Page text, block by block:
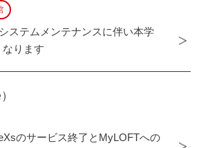
ステムメンテナンスに伴い本学
ります
のサービス終了とMyLOFTへの